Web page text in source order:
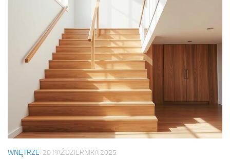
WNĘTRZE 20 PAŹDZIERNIKA 2025